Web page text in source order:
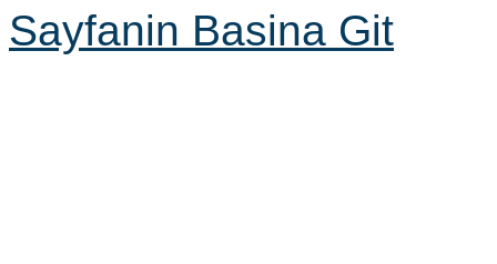
Sayfanin Basina Git